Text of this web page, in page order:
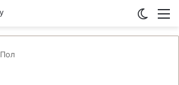
Пол